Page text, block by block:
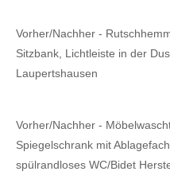
Vorher/Nachher -
Sitzbank, Lichtleiste in der
Laupertshausen
Vorher/Nachher -
Spiegelschrank mit
spülrandloses WC/Bidet